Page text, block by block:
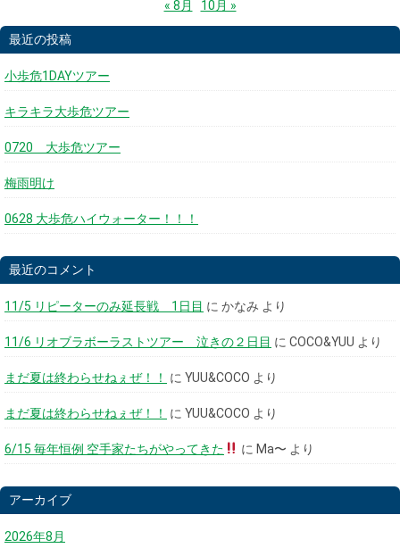
« 8月 10月 »
最近の投稿
小歩危1DAYツアー
キラキラ大歩危ツアー
0720 大歩危ツアー
梅雨明け
0628 大歩危ハイウォーター！！！
最近のコメント
11/5 リピーターのみ延長戦 1日目 に かなみ より
11/6 リオブラボーラストツアー 泣きの２日目 に COCO&YUU より
まだ夏は終わらせねぇぜ！！ に YUU&COCO より
まだ夏は終わらせねぇぜ！！ に YUU&COCO より
6/15 毎年恒例 空手家たちがやってきた に Ma〜 より
アーカイブ
2026年8月